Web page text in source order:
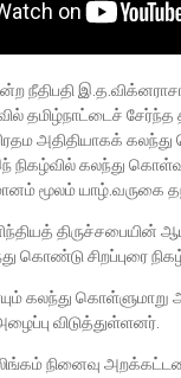
நீதிபதி
தமிழ்நாட்டைச் சேர்ந்த
அதிதியாகக்
நிகழ்வில் கலந்து
மூலம் யாழ்.வருகை
திருச்சபையின்
கொண்டு சிறப்புரை
கலந்து கொள்ளுமாறு
விடுத்துள்ளனர்.
நினைவு